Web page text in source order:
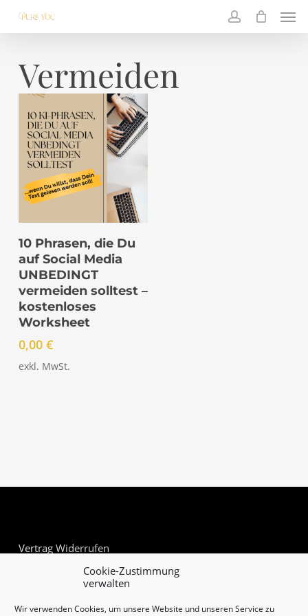
Cookie-Zustimmung
verwalten
Wir verwenden Cookies, um unsere Website und unseren Service zu
main
account
Vermeiden
IN DEN
WARENKORB
10 Phrasen, die Du
auf Social Media
UNBEDINGT
vermeiden solltest –
kostenloses
Worksheet
0,00 €
exkl. MwSt.
Vertrag Widerrufen